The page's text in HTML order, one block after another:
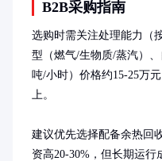
B2B采购指南
选购时需关注处理能力（
型（燃气/生物质/蒸汽）
吨/小时）价格约15-25万
上。
建议优先选择配备余热回
资高20-30%，但长期运